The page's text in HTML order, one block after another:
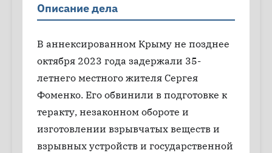
Описание дела
В аннексированном Крыму не позднее
октября 2023 года задержали 35-
летнего местного жителя Сергея
Фоменко. Его обвинили в подготовке к
теракту, незаконном обороте и
изготовлении взрывчатых веществ и
взрывных устройств и государственной